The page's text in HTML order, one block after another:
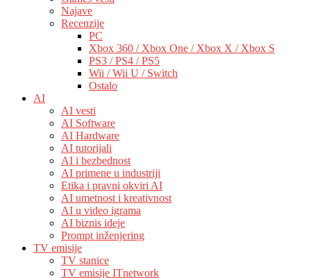
Najave
Recenzije
PC
Xbox 360 / Xbox One / Xbox X / Xbox S
PS3 / PS4 / PS5
Wii / Wii U / Switch
Ostalo
AI
AI vesti
AI Software
AI Hardware
AI tutorijali
AI i bezbednost
AI primene u industriji
Etika i pravni okviri AI
AI umetnost i kreativnost
AI u video igrama
AI biznis ideje
Prompt inženjering
TV emisije
TV stanice
TV emisije ITnetwork